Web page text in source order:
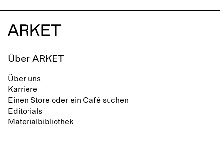
Über ARKET
Über uns
Karriere
Einen Store oder ein Café suchen
Editorials
Materialbibliothek